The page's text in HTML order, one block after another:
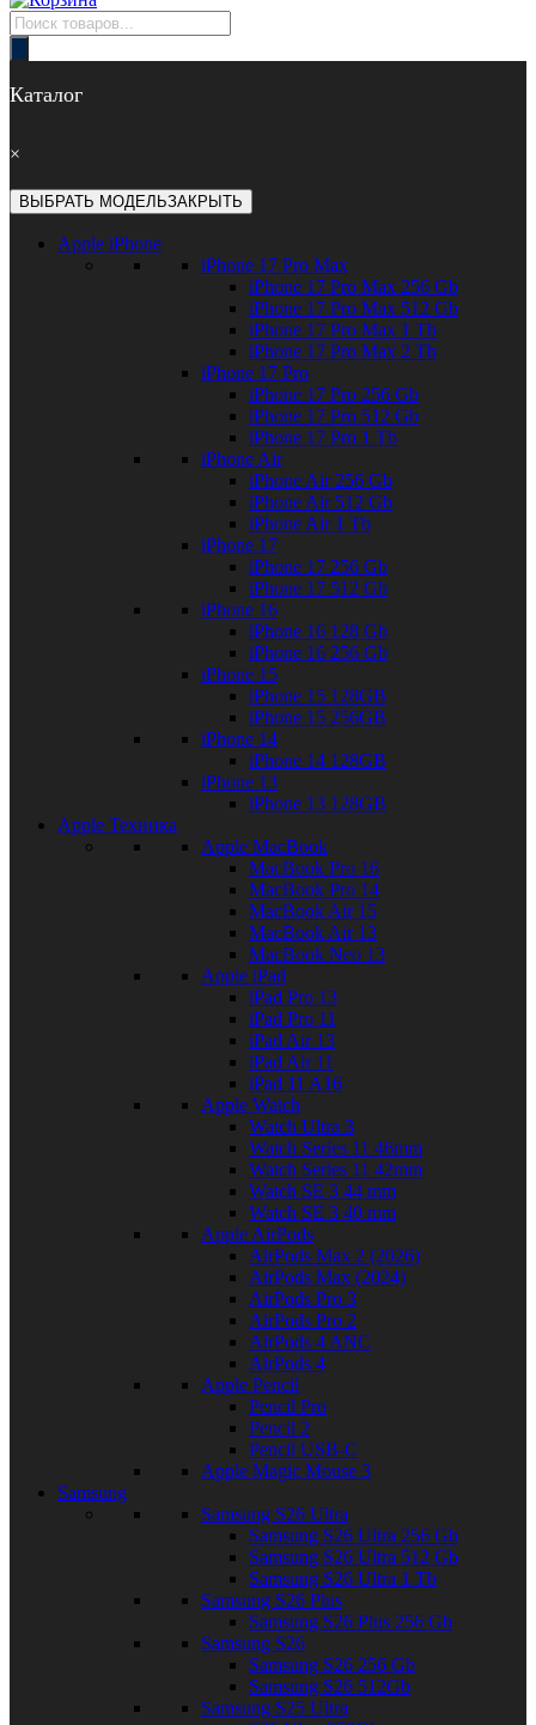
Поиск
товаров
Каталог
×
ВЫБРАТЬ МОДЕЛЬЗАКРЫТЬ
Apple iPhone
iPhone 17 Pro Max
iPhone 17 Pro Max 256 Gb
iPhone 17 Pro Max 512 Gb
iPhone 17 Pro Max 1 Tb
iPhone 17 Pro Max 2 Tb
iPhone 17 Pro
iPhone 17 Pro 256 Gb
iPhone 17 Pro 512 Gb
iPhone 17 Pro 1 Tb
iPhone Air
iPhone Air 256 Gb
iPhone Air 512 Gb
iPhone Air 1 Tb
iPhone 17
iPhone 17 256 Gb
iPhone 17 512 Gb
iPhone 16
iPhone 16 128 Gb
iPhone 16 256 Gb
iPhone 15
iPhone 15 128GB
iPhone 15 256GB
iPhone 14
iPhone 14 128GB
iPhone 13
iPhone 13 128GB
Apple Техника
Apple MacBook
MacBook Pro 16
MacBook Pro 14
MacBook Air 15
MacBook Air 13
MacBook Neo 13
Apple iPad
iPad Pro 13
iPad Pro 11
iPad Air 13
iPad Air 11
iPad 11 A16
Apple Watch
Watch Ultra 3
Watch Series 11 46mm
Watch Series 11 42mm
Watch SE 3 44 mm
Watch SE 3 40 mm
Apple AirPods
AirPods Max 2 (2026)
AirPods Max (2024)
AirPods Pro 3
AirPods Pro 2
AirPods 4 ANC
AirPods 4
Apple Pencil
Pencil Pro
Pencil 2
Pencil USB-C
Apple Magic Mouse 3
Samsung
Samsung S26 Ultra
Samsung S26 Ultra 256 Gb
Samsung S26 Ultra 512 Gb
Samsung S26 Ultra 1 Tb
Samsung S26 Plus
Samsung S26 Plus 256 Gb
Samsung S26
Samsung S26 256 Gb
Samsung S26 512Gb
Samsung S25 Ultra